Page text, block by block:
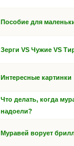
Пособие для
Зерги VS Чужие VS
Интересные картинки
Что делать, когда
надоели?
Муравей ворует